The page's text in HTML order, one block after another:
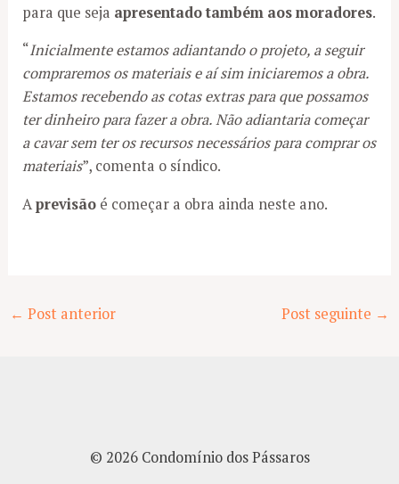
para que seja apresentado também aos moradores.
“Inicialmente estamos adiantando o projeto, a seguir
compraremos os materiais e aí sim iniciaremos a obra.
Estamos recebendo as cotas extras para que possamos
ter dinheiro para fazer a obra. Não adiantaria começar
a cavar sem ter os recursos necessários para comprar os
materiais”, comenta o síndico.
Aprevisão é começar a obra ainda neste ano.
Post
← Post anterior Post seguinte →
© 2026 Condomínio dos Pássaros